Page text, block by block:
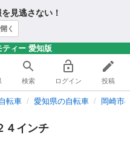
見逃さない！
く
ティー 愛知版
検索 ログイン 投稿
転車 愛知県の自転車 岡崎市
４インチ